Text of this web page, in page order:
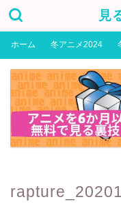
見
ホーム 冬アニメ2024